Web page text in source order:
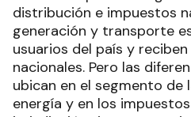
distribución e impuestos
generación y transporte
usuarios del país y
nacionales. Pero las
ubican en el segmento de
energía y en los